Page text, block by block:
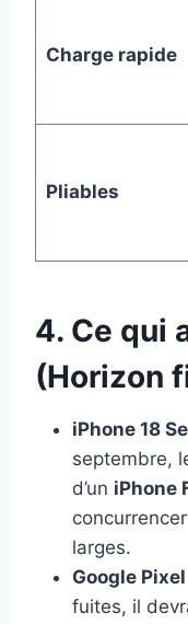
Charge rapide
Pliables
4. Ce qui
(Horizon
iPhone 18
septembre,
d’un iPhone
larges.
Google Pixel
fuites, il